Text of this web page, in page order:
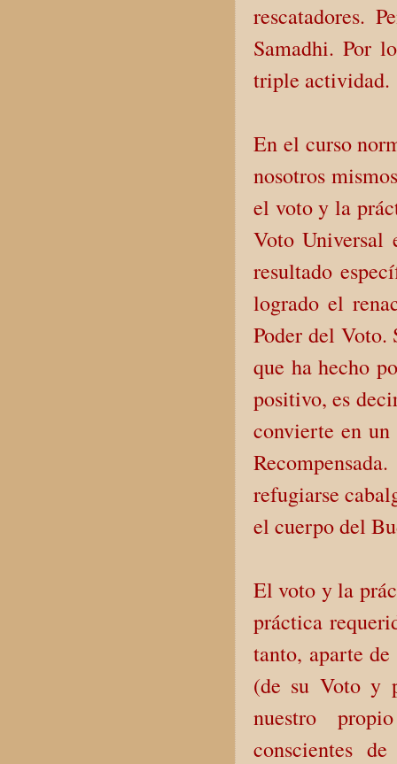
rescatadores.
Samadhi. Por
triple actividad.
En el curso
nosotros
el voto y la
Voto Universal
resultado
logrado el
Poder del
que ha hecho
positivo, es
convierte en
refugiarse
el cuerpo del
El voto y la
práctica
tanto, aparte
(de su Voto y
nuestro
conscientes